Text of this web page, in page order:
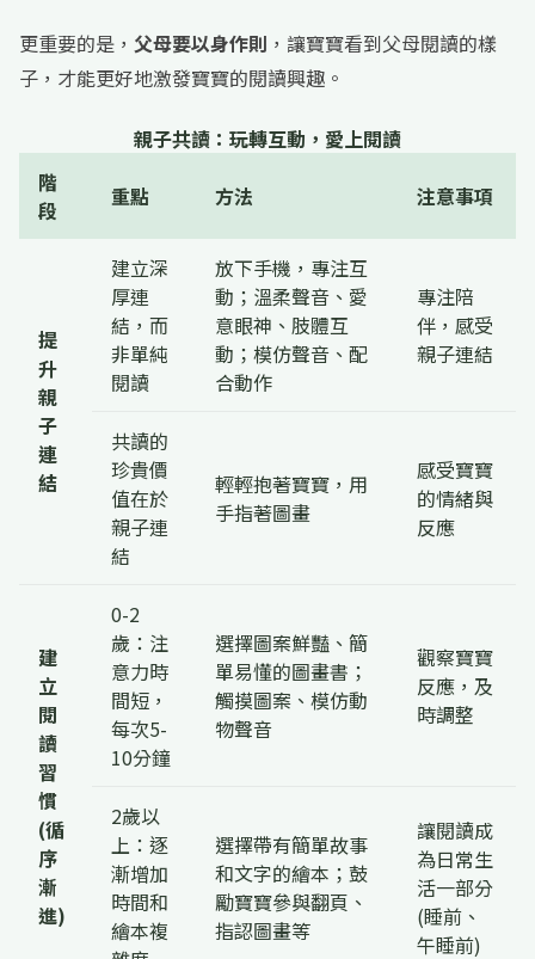
更重要的是， 父母要以身作則 ，讓寶寶看到父母閱讀的樣
子，才能更好地激發寶寶的閱讀興趣。
親子共讀：玩轉互動，愛上閱讀
階
段
重點 方法 注意事項
提
升
親
子
連
結
建立深
厚連
結，而
非單純
閱讀
放下手機，專注互
動；溫柔聲音、愛
意眼神、肢體互
動；模仿聲音、配
合動作
專注陪
伴，感受
親子連結
共讀的
珍貴價
值在於
親子連
結
輕輕抱著寶寶，用
手指著圖畫
感受寶寶
的情緒與
反應
建
立
閱
讀
習
慣
(循
序
漸
進)
0-2
歲：注
意力時
間短，
每次5-
10分鐘
選擇圖案鮮豔、簡
單易懂的圖畫書；
觸摸圖案、模仿動
物聲音
觀察寶寶
反應，及
時調整
2歲以
上：逐
漸增加
時間和
繪本複
選擇帶有簡單故事
和文字的繪本；鼓
勵寶寶參與翻頁、
指認圖畫等
讓閱讀成
為日常生
活一部分
(睡前、
午睡前)